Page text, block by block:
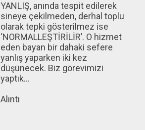
YANLIŞ, anında tespit edilerek
sineye çekilmeden, derhal toplu
olarak tepki gösterilmez ise
‘NORMALLEŞTİRİLİR’. O hizmet
eden bayan bir dahaki sefere
yanlış yaparken iki kez
düşünecek. Biz görevimizi
yaptık...
Alıntı